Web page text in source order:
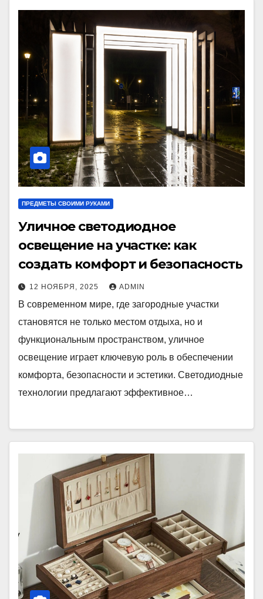
ПРЕДМЕТЫ СВОИМИ РУКАМИ
Уличное светодиодное
освещение на участке: как
создать комфорт и безопасность
12 НОЯБРЯ, 2025 ADMIN
В современном мире, где загородные участки
становятся не только местом отдыха, но и
функциональным пространством, уличное
освещение играет ключевую роль в обеспечении
комфорта, безопасности и эстетики. Светодиодные
технологии предлагают эффективное…